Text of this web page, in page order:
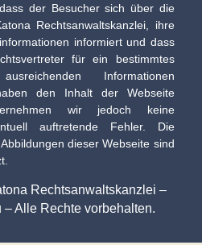
der Besucher sich über die
Rechtsanwaltskanzlei, ihre
informiert und dass
für ein bestimmtes
Informationen
den Inhalt der Webseite
wir jedoch keine
auftretende Fehler. Die
dieser Webseite sind
Rechtsanwaltskanzlei –
Alle Rechte vorbehalten.